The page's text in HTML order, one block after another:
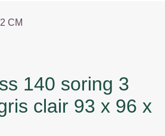
CM
clair 93 x 96 x